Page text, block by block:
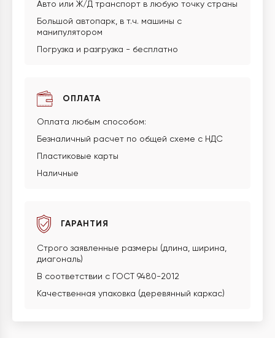
Авто или Ж/Д транспорт в любую точку страны
Большой автопарк, в т.ч. машины с
манипулятором
Погрузка и разгрузка - бесплатно
ОПЛАТА
Оплата любым способом:
Безналичный расчет по общей схеме с НДС
Пластиковые карты
Наличные
ГАРАНТИЯ
Строго заявленные размеры (длина, ширина,
диагональ)
В соответствии с ГОСТ 9480-2012
Качественная упаковка (деревянный каркас)